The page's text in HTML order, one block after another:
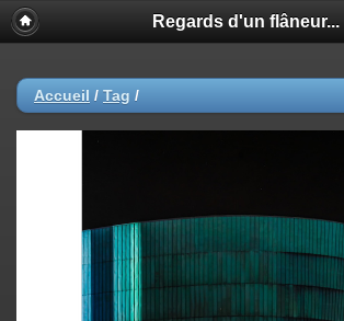
Regards d'un flâneur...
Accueil / Tag /